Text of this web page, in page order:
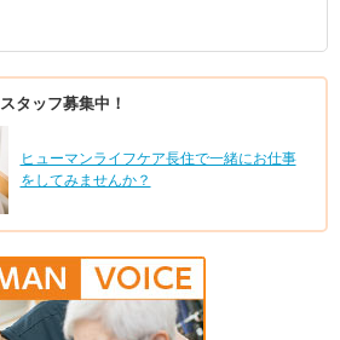
スタッフ募集中！
ヒューマンライフケア長住で一緒にお仕事
をしてみませんか？